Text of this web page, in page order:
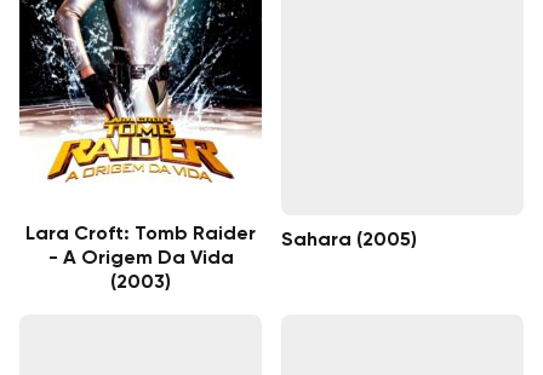
Lara Croft: Tomb Raider
- A Origem Da Vida
(2003)
Sahara (2005)